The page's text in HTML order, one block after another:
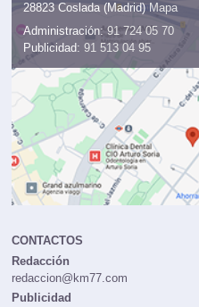
28823 Coslada (Madrid) Mapa
Administración: 91 724 05 70
Publicidad: 91 513 04 95
CONTACTOS
Redacción
redaccion@km77.com
Publicidad